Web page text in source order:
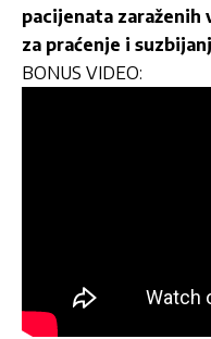
pacijenata zaraženih
za praćenje i
BONUS VIDEO: